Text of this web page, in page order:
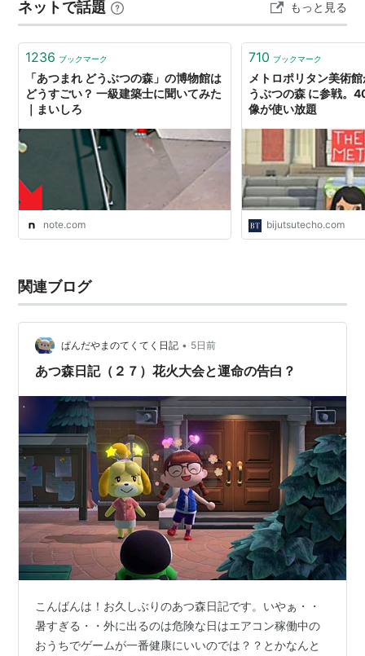
置はこのようになりました。 ステージライト（室内と庭
に配置） スタンドフラワ…
ネットで話題 もっと見る
1236 ブックマーク
「あつまれ どうぶつの森」の博物館は
どうすごい？ 一級建築士に聞いてみた
｜まいしろ
note.com
710 ブックマーク
メトロポリタン美術
うぶつの森 に参戦。
像が使い放題
bijutsutecho.com
関連ブログ
ぱんだやまのてくてく日記 • 5日前
あつ森日記（２７）花火大会と運命の告白？
こんばんは！お久しぶりのあつ森日記です。いやぁ・・
暑すぎる・・外に出るのは危険な日はエアコン稼働中の
おうちでゲームが一番健康にいいのでは？？とかなんと